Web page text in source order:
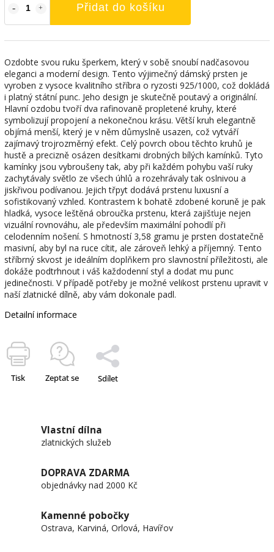
Přidat do košíku
Ozdobte svou ruku šperkem, který v sobě snoubí nadčasovou
eleganci a moderní design. Tento výjimečný dámský prsten je
vyroben z vysoce kvalitního stříbra o ryzosti 925/1000, což dokládá
i platný státní punc. Jeho design je skutečně poutavý a originální.
Hlavní ozdobu tvoří dva rafinovaně propletené kruhy, které
symbolizují propojení a nekonečnou krásu. Větší kruh elegantně
objímá menší, který je v něm důmyslně usazen, což vytváří
zajímavý trojrozměrný efekt. Celý povrch obou těchto kruhů je
hustě a precizně osázen desítkami drobných bílých kamínků. Tyto
kamínky jsou vybroušeny tak, aby při každém pohybu vaší ruky
zachytávaly světlo ze všech úhlů a rozehrávaly tak oslnivou a
jiskřivou podívanou. Jejich třpyt dodává prstenu luxusní a
sofistikovaný vzhled. Kontrastem k bohatě zdobené koruně je pak
hladká, vysoce leštěná obroučka prstenu, která zajišťuje nejen
vizuální rovnováhu, ale především maximální pohodlí při
celodenním nošení. S hmotností 3,58 gramu je prsten dostatečně
masivní, aby byl na ruce cítit, ale zároveň lehký a příjemný. Tento
stříbrný skvost je ideálním doplňkem pro slavnostní příležitosti, ale
dokáže podtrhnout i váš každodenní styl a dodat mu punc
jedinečnosti. V případě potřeby je možné velikost prstenu upravit v
naší zlatnické dílně, aby vám dokonale padl.
Detailní informace
Tisk Zeptat se Sdílet
Vlastní dílna
zlatnických služeb
DOPRAVA ZDARMA
objednávky nad 2000 Kč
Kamenné pobočky
Ostrava, Karviná, Orlová, Havířov